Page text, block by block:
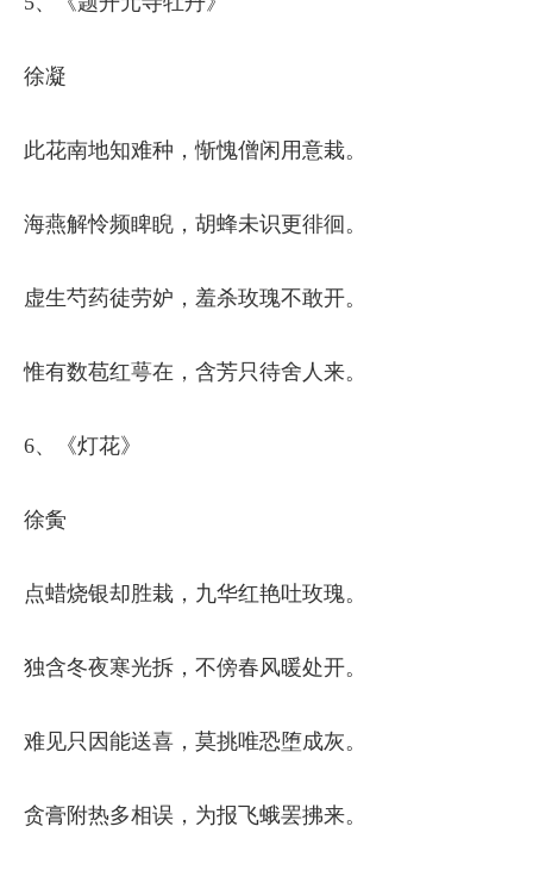
徐凝
此花南地知难种，惭愧僧闲用意栽。
海燕解怜频睥睨，胡蜂未识更徘徊。
虚生芍药徒劳妒，羞杀玫瑰不敢开。
惟有数苞红萼在，含芳只待舍人来。
6、《灯花》
徐夤
点蜡烧银却胜栽，九华红艳吐玫瑰。
独含冬夜寒光拆，不傍春风暖处开。
难见只因能送喜，莫挑唯恐堕成灰。
贪膏附热多相误，为报飞蛾罢拂来。